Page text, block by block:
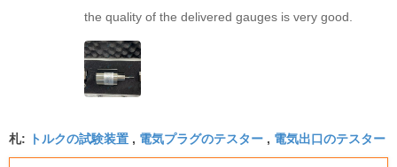
the quality of the delivered gauges is very good.
札: トルクの試験装置 , 電気プラグのテスター , 電気出口のテスター